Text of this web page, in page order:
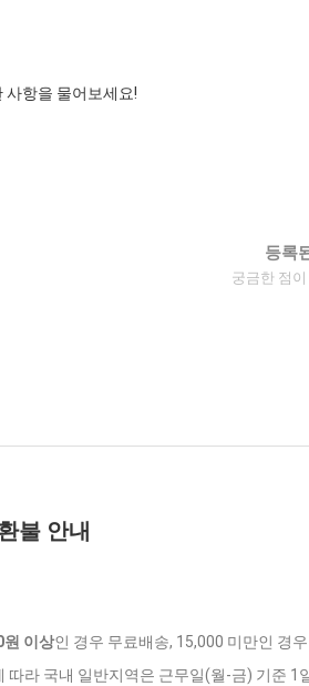
사항을 물어보세요!
등록
궁금한 점
불 안내
원 이상인 경우 무료배송, 15,000 미만인 경
따라 국내 일반지역은 근무일(월-금) 기준